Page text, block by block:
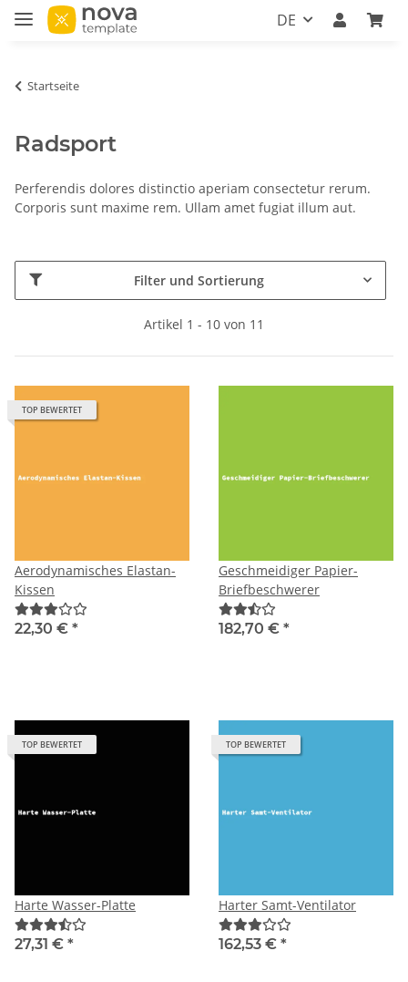
DE
Startseite
Radsport
Perferendis dolores distinctio aperiam consectetur rerum.
Corporis sunt maxime rem. Ullam amet fugiat illum aut.
Filter und Sortierung
Artikel 1 - 10 von 11
TOP BEWERTET
Aerodynamisches Elastan-
Kissen
22,30 € *
Geschmeidiger Papier-
Briefbeschwerer
182,70 € *
TOP BEWERTET
Harte Wasser-Platte
27,31 € *
TOP BEWERTET
Harter Samt-Ventilator
162,53 € *